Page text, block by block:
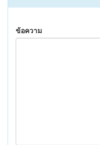
ข้อความ